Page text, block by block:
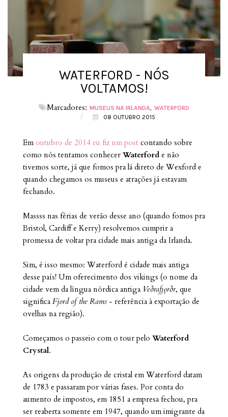
WATERFORD - NÓS
VOLTAMOS!
Marcadores: MUSEUS NA IRLANDA WATERFORD
/ 08 OUTUBRO 2015
Em outubro de 2014 eu fiz um post contando sobre
como nós tentamos conhecer Waterford e não
tivemos sorte, já que fomos pra lá direto de Wexford e
quando chegamos os museus e atrações já estavam
fechando.
Massss nas férias de verão desse ano (quando fomos pra
Bristol, Cardiff e Kerry) resolvemos cumprir a
promessa de voltar pra cidade mais antiga da Irlanda.
Sim, é isso mesmo: Waterford é cidade mais antiga
desse país! Um oferecimento dos vikings (o nome da
cidade vem da língua nórdica antiga Veðrafjǫrðr, que
significa Fjord of the Rams - referência à exportação de
ovelhas na região).
Começamos o passeio com o tour pelo Waterford
Crystal.
As origens da produção de cristal em Waterford datam
de 1783 e passaram por várias fases. Por conta do
aumento de impostos, em 1851 a empresa fechou, pra
ser reaberta somente em 1947, quando um imigrante da